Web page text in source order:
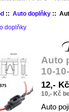
:: Auto doplňky::
doplňky
Auto
10-
12,-
10,- Kč
Auto